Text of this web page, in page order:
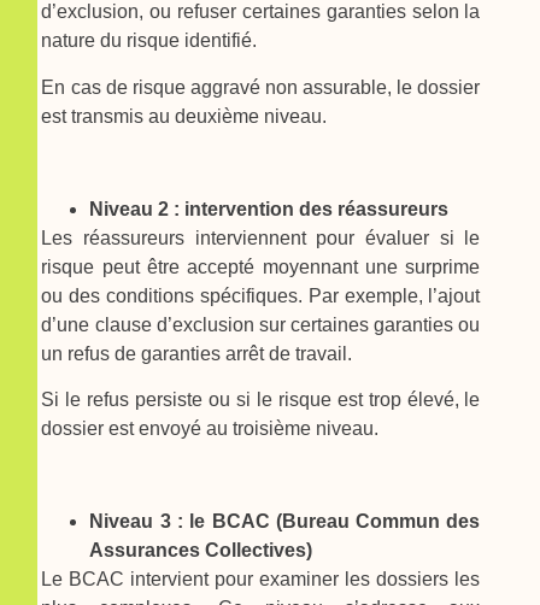
d’exclusion, ou refuser certaines garanties selon la
nature du risque identifié.
En cas de risque aggravé non assurable, le dossier
est transmis au deuxième niveau.
Niveau 2 : intervention des réassureurs
Les réassureurs interviennent pour évaluer si le
risque peut être accepté moyennant une surprime
ou des conditions spécifiques. Par exemple, l’ajout
d’une clause d’exclusion sur certaines garanties ou
un refus de garanties arrêt de travail.
Si le refus persiste ou si le risque est trop élevé, le
dossier est envoyé au troisième niveau.
Niveau 3 : le BCAC (Bureau Commun des
Assurances Collectives)
Le BCAC intervient pour examiner les dossiers les